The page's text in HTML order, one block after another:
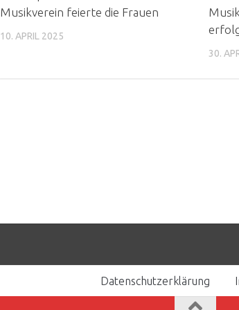
Musikverein feierte die Frauen
10. APRIL 2025
30.
Datenschutzerklärung